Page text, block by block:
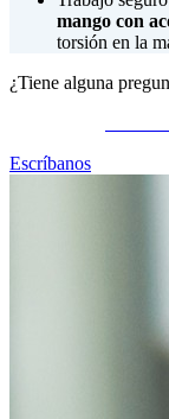
mango con
torsión en la
¿Tiene alguna
Escríbanos